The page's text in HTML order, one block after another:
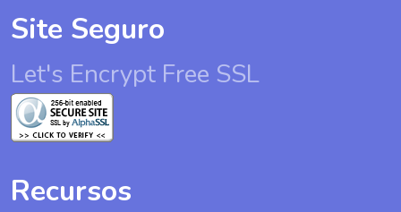
Site Seguro
Let's Encrypt Free SSL
Recursos